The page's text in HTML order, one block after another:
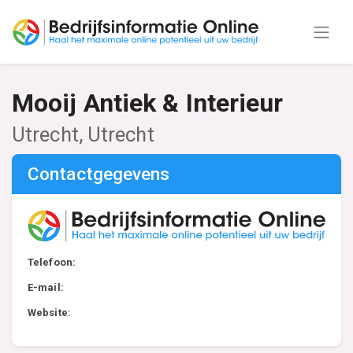
Mooij Antiek & Interieur
Utrecht, Utrecht
Contactgegevens
Telefoon:
E-mail:
Website: